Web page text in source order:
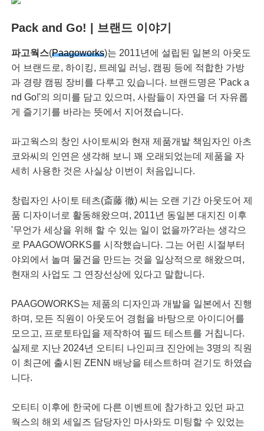
Pack and Go! | 브랜드 이야기
파고웍스(Paagoworks)는 ​2011년에 설립된 일본의 아웃도
어 브랜드로, 하이킹, 트레일 러닝, 캠핑 등에 적합한 가방
과 경량 캠핑 장비를 다루고 있습니다. 브랜드명은 'Pack a
nd Go!'의 의미를 담고 있으며, 사람들이 자연을 더 자유롭
게 즐기기를 바라는 뜻에서 지어졌습니다.
파고웍스의 창인 사이토씨와 현재 제품개발 책임자인 아츠
코와씨의 인연은 생각해 보니 꽤 오래되었는데 제품을 자
세히 사용한 것은 사실상 이번이 처음입니다.
창립자인 사이토 테츠(斎藤 徹) 씨는 오랜 기간 아웃도어 제
품 디자이너로 활동해왔으며, 2011년 동일본 대지진 이후
'무언가 세상을 위해 할 수 있는 일이 없을까?'라는 생각으
로 PAAGOWORKS를 시작했습니다. 그는 어린 시절부터
야외에서 놀며 물건을 만드는 것을 일상적으로 해왔으며,
현재의 사업도 그 연장선상에 있다고 말합니다. ​
PAAGOWORKS는 제품의 디자인과 개발을 일본에서 진행
하며, 모든 직원이 아웃도어 경험을 바탕으로 아이디어를
모으고, 프로토타입을 제작하여 필드 테스트를 거칩니다.
실제로 지난 2024년 오티티 나인피크 진안에는 3명의 직원
이 최근에 출시된 ZENN 배낭을 테스트하며 걷기도 하였습
니다.
오티티 이후에 한국에 다른 이벤트에 참가하고 있던 파고
웍스의 해외 세일즈 담당자인 마사와도 미팅할 수 있었는